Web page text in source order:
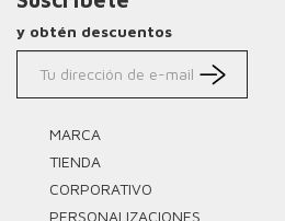
y obtén descuentos
MARCA
TIENDA
CORPORATIVO
PERSONALIZACIONES